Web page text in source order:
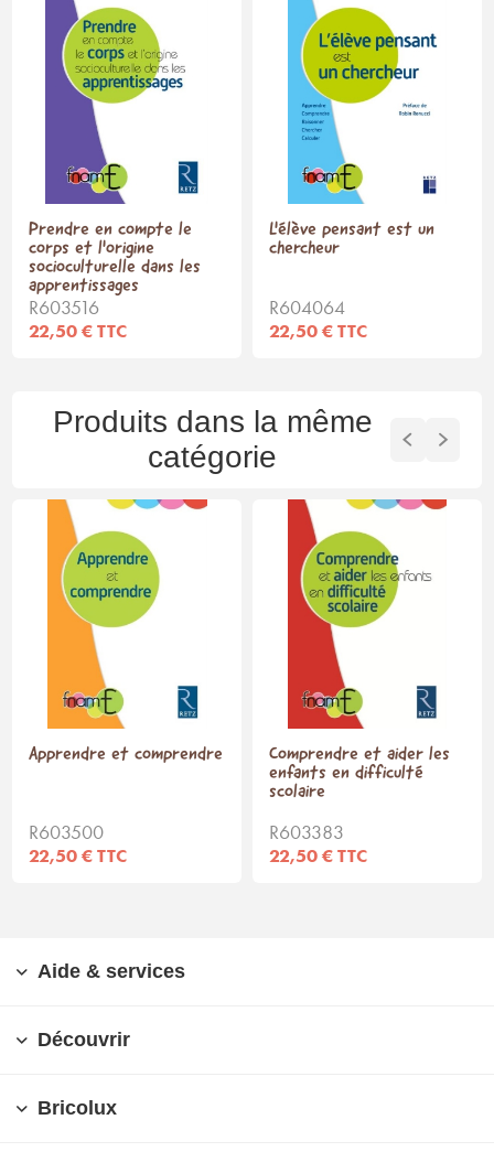
Prendre en compte le
corps et l'origine
socioculturelle dans les
apprentissages
R603516
22,50 € TTC
L'élève pensant est un
chercheur
R604064
22,50 € TTC
Produits dans la même
catégorie
Apprendre et comprendre
R603500
22,50 € TTC
Comprendre et aider les
enfants en difficulté
scolaire
R603383
22,50 € TTC
Aide & services
Découvrir
Bricolux